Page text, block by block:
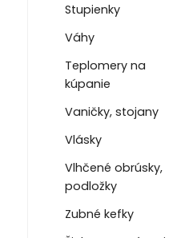
Stupienky
Váhy
Teplomery na
kúpanie
Vaničky, stojany
Vlásky
Vlhčené obrúsky,
podložky
Zubné kefky